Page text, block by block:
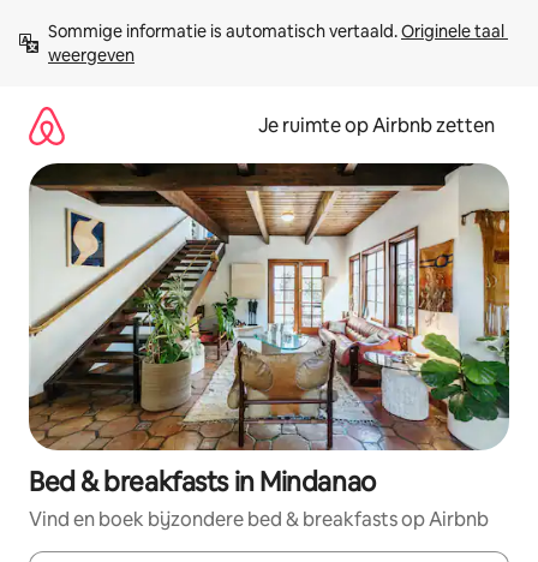
direct
naar
Sommige informatie is automatisch vertaald. Originele taal
weergeven
Je ruimte op Airbnb zetten
Bed & breakfasts in Mindanao
Vind en boek bijzondere bed & breakfasts op Airbnb